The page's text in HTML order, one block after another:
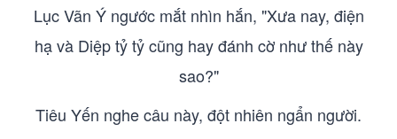
Lục Vãn Ý ngước mắt nhìn hắn, "Xưa nay, điện
hạ và Diệp tỷ tỷ cũng hay đánh cờ như thế này
sao?"
Tiêu Yến nghe câu này, đột nhiên ngẩn người.